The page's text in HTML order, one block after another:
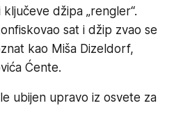
džipa „rengler“.
sat i džip zvao se
kao Miša Dizeldorf,
Ćente.
ubijen upravo iz osvete za